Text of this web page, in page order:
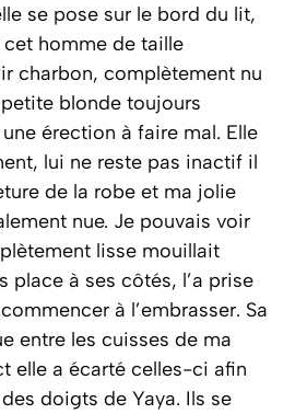
se pose sur le bord du lit,
homme de taille
charbon, complètement nu
blonde toujours
érection à faire mal. Elle
lui ne reste pas inactif il
de la robe et ma jolie
nue. Je pouvais voir
lisse mouillait
place à ses côtés, l’a prise
à l’embrasser. Sa
entre les cuisses de ma
elle a écarté celles-ci afin
doigts de Yaya. Ils se